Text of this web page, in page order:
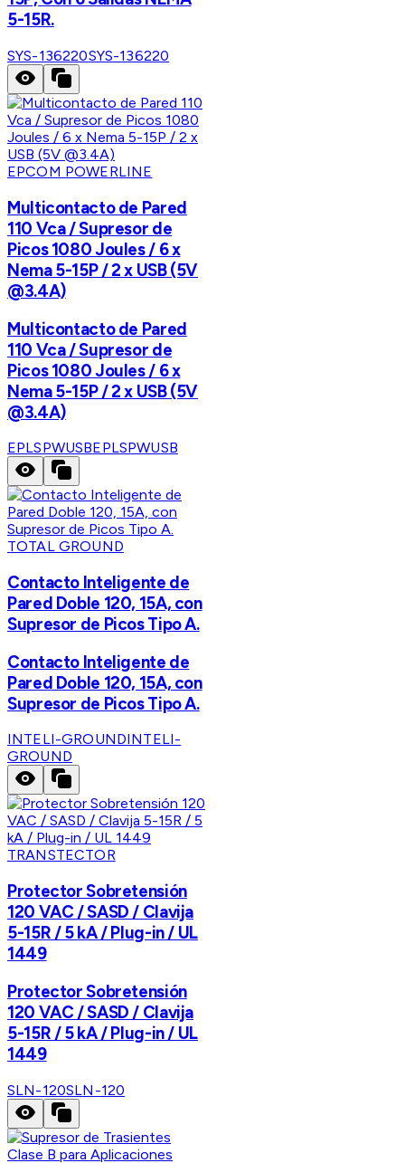
5-15R.
SYS-136220SYS-136220
EPCOM POWERLINE
Multicontacto de Pared
110 Vca / Supresor de
Picos 1080 Joules / 6 x
Nema 5-15P / 2 x USB (5V
@3.4A)
Multicontacto de Pared
110 Vca / Supresor de
Picos 1080 Joules / 6 x
Nema 5-15P / 2 x USB (5V
@3.4A)
EPLSPWUSBEPLSPWUSB
TOTAL GROUND
Contacto Inteligente de
Pared Doble 120, 15A, con
Supresor de Picos Tipo A.
Contacto Inteligente de
Pared Doble 120, 15A, con
Supresor de Picos Tipo A.
INTELI-GROUNDINTELI-
GROUND
TRANSTECTOR
Protector Sobretensión
120 VAC / SASD / Clavija
5-15R / 5 kA / Plug-in / UL
1449
Protector Sobretensión
120 VAC / SASD / Clavija
5-15R / 5 kA / Plug-in / UL
1449
SLN-120SLN-120